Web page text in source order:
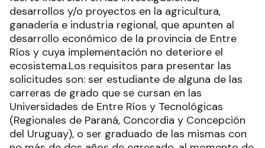
desarrollos y/o proyectos en la agricultura,
ganadería e industria regional, que apunten al
desarrollo económico de la provincia de Entre
Ríos y cuya implementación no deteriore el
ecosistema.Los requisitos para presentar las
solicitudes son: ser estudiante de alguna de las
carreras de grado que se cursan en las
Universidades de Entre Ríos y Tecnológicas
(Regionales de Paraná, Concordia y Concepción
del Uruguay), o ser graduado de las mismas con